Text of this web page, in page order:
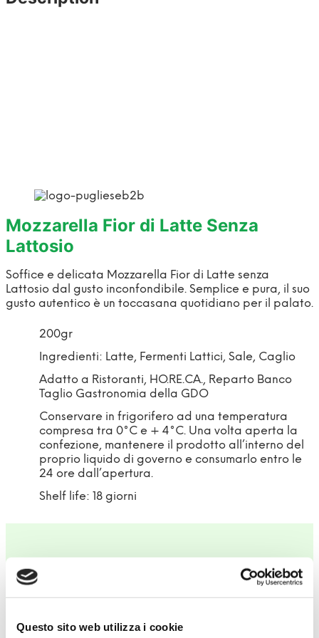
Questo sito web utilizza i cookie
Mozzarella Fior di Latte Senza
Lattosio
Soffice e delicata Mozzarella Fior di Latte senza
Lattosio dal gusto inconfondibile. Semplice e pura, il suo
gusto autentico è un toccasana quotidiano per il palato.
200gr
Ingredienti: Latte, Fermenti Lattici, Sale, Caglio
Adatto a Ristoranti, HO.RE.CA., Reparto Banco
Taglio Gastronomia della GDO
Conservare in frigorifero ad una temperatura
compresa tra 0°C e + 4°C. Una volta aperta la
confezione, mantenere il prodotto all’interno del
proprio liquido di governo e consumarlo entro le
24 ore dall’apertura.
Shelf life: 18 giorni